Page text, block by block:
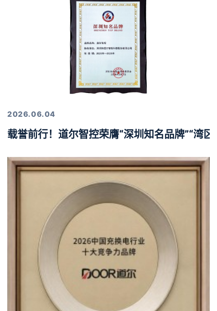
2026.06.04
载誉前行！道尔智控荣膺“深圳知名品牌”“湾